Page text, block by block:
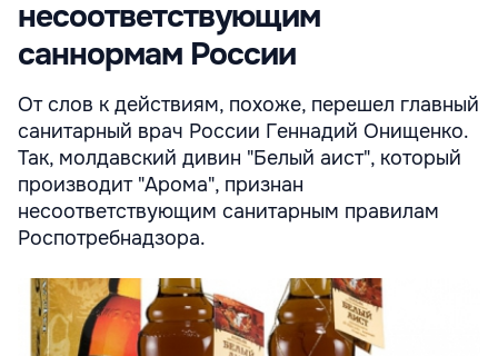
несоответствующим
саннормам России
От слов к действиям, похоже, перешел главный
санитарный врач России Геннадий Онищенко.
Так, молдавский дивин "Белый аист", который
производит "Арома", признан
несоответствующим санитарным правилам
Роспотребнадзора.